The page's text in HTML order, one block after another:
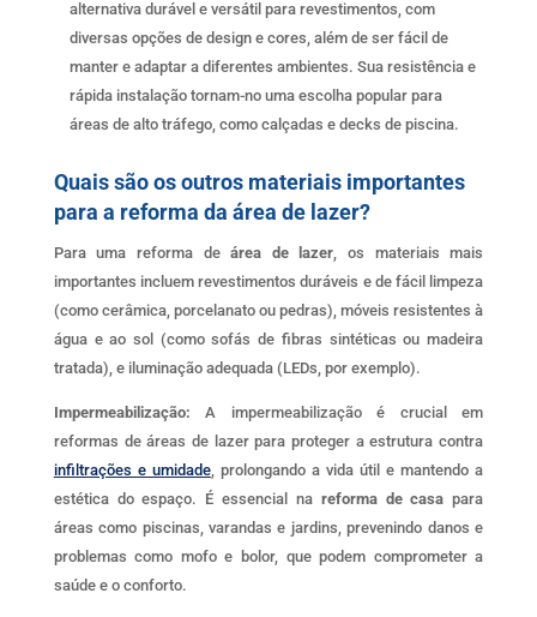
alternativa durável e versátil para revestimentos, com
diversas opções de design e cores, além de ser fácil de
manter e adaptar a diferentes ambientes. Sua resistência e
rápida instalação tornam-no uma escolha popular para
áreas de alto tráfego, como calçadas e decks de piscina.
Quais são os outros materiais importantes
para a reforma da área de lazer?
Para uma reforma deárea de lazer , os materiais mais
importantes incluem revestimentos duráveis e de fácil limpeza
(como cerâmica, porcelanato ou pedras), móveis resistentes à
água e ao sol (como sofás de fibras sintéticas ou madeira
tratada), e iluminação adequada (LEDs, por exemplo).
Impermeabilização: A impermeabilização é crucial em
reformas de áreas de lazer para proteger a estrutura contra
infiltrações e umidade, prolongando a vida útil e mantendo a
estética do espaço. É essencial na reforma de casa para
áreas como piscinas, varandas e jardins, prevenindo danos e
problemas como mofo e bolor, que podem comprometer a
saúde e o conforto.